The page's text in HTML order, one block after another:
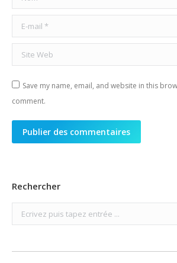
E-mail *
Site Web
Save my name, email, and website in this
comment.
Publier des commentaires
Rechercher
Search: